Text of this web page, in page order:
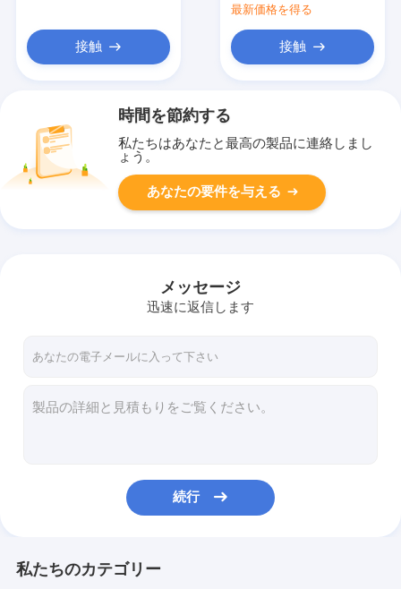
接触
最新価格を得る
接触
時間を節約する
私たちはあなたと最高の製品に連絡しまし
ょう。
あなたの要件を与える
メッセージ
迅速に返信します
続行
私たちのカテゴリー